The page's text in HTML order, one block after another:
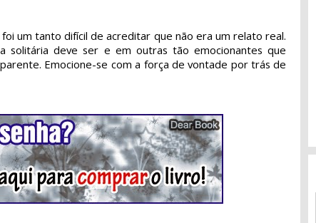
um tanto difícil de acreditar que não era um relato real.
solitária deve ser e em outras tão emocionantes que
Emocione-se com a força de vontade por trás de